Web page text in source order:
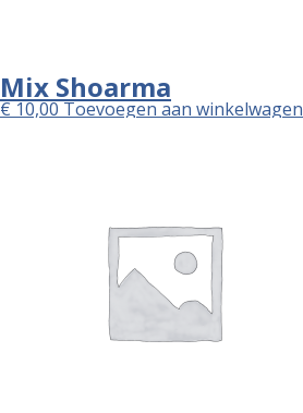
Mix Shoarma
€10,00Toevoegen aan winkelwagen